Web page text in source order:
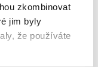
zkombinovat
jim byly
že používáte